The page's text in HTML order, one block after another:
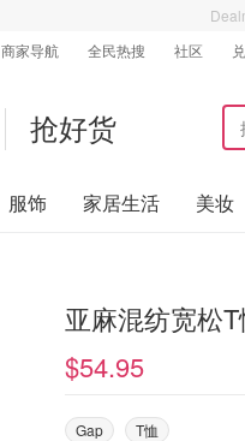
商家导航 全民热搜 社区
抢好货
服饰 家居生活 美妆
亚麻混纺宽松T
$54.95
Gap T恤